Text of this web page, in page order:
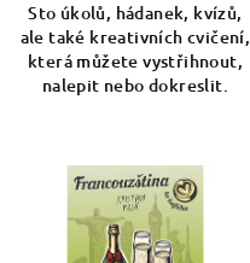
Sto úkolů, hádanek, kvízů,
ale také kreativních cvičení,
která můžete vystřihnout,
nalepit nebo dokreslit.